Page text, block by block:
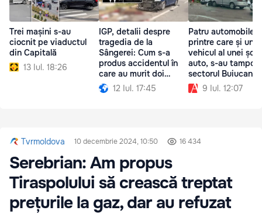
Trei mașini s-au
ciocnit pe viaductul
din Capitală
13 Iul. 18:26
IGP, detalii despre
tragedia de la
Sângerei: Cum s-a
produs accidentul în
care au murit doi
polițiști12 Iul. 17:45
Patru automobile,
printre care și un
vehicul al unei
auto, s-au
sectorul Buiucani
9 Iul. 12:07
Tvrmoldova 10 decembrie 2024, 10:50 16 434
Serebrian: Am propus
Tiraspolului să crească treptat
prețurile la gaz, dar au refuzat